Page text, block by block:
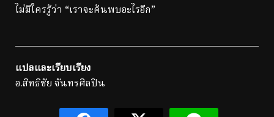
ไม่มีใครรู้ว่า “เราจะค้นพบอะไรอีก”
แปลและเรียบเรียง
อ.สิทธิชัย จันทรศิลปิน